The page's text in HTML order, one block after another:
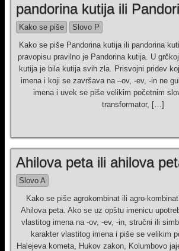
pandorina kutija ili
Kako se piše
Slovo P
Kako se piše Pandorina kutija ili pandorina
pravopisu pravilno je Pandorina kutija. U
kutija je bila kutija svih zla. Prisvojni pridev
imena i koji se završava na –ov, -ev, -in ne
imena i uvek se piše velikim početnim
transformator, […]
Ahilova peta ili ahilova
Slovo A
Kako se piše agrokombinat ili agro-
Ahilova peta. Ako se uz opštu imenicu
vlastitog imena na -ov, -ev, -in, stručni ili
karakter vlastitog imena i piše se velikim
Halejeva kometa, Hukov zakon, Kolumbovo